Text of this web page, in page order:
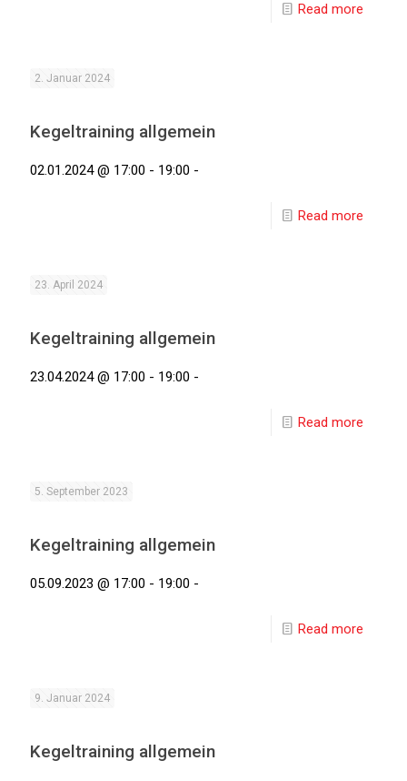
Read more
2. Januar 2024
Kegeltraining allgemein
02.01.2024 @ 17:00 - 19:00 -
Read more
23. April 2024
Kegeltraining allgemein
23.04.2024 @ 17:00 - 19:00 -
Read more
5. September 2023
Kegeltraining allgemein
05.09.2023 @ 17:00 - 19:00 -
Read more
9. Januar 2024
Kegeltraining allgemein